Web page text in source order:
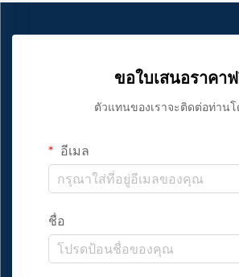
ขอใบเสนอราคา
ตัวแทนของเราจะติดต่อท่านโ
อีเมล
ชื่อ